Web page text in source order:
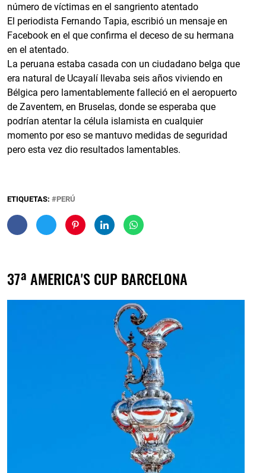
número de víctimas en el sangriento atentado
El periodista Fernando Tapia, escribió un mensaje en
Facebook en el que confirma el deceso de su hermana
en el atentado.
La peruana estaba casada con un ciudadano belga que
era natural de Ucayalí llevaba seis años viviendo en
Bélgica pero lamentablemente falleció en el aeropuerto
de Zaventem, en Bruselas, donde se esperaba que
podrían atentar la célula islamista en cualquier
momento por eso se mantuvo medidas de seguridad
pero esta vez dio resultados lamentables.
ETIQUETAS: PERÚ
37ª AMERICA'S CUP BARCELONA